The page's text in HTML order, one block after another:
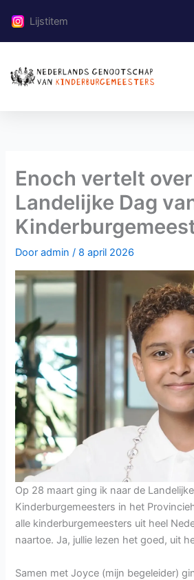
naar
de
Lijstitem
Enoch vertelt
Landelijke Dag
Dooradmin/ 8 april 2026
Op 28 maart ging ik naar de
Kinderburgemeesters in het
alle kinderburgemeesters uit heel
naartoe. Ja, jullie lezen het goed, uit
Samen met Joyce (mijn begeleider)